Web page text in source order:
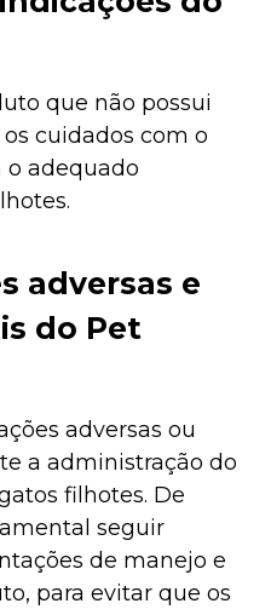
que não possui
cuidados com o
o adequado
adversas e
do Pet
adversas ou
a administração do
filhotes. De
seguir
de manejo e
para evitar que os